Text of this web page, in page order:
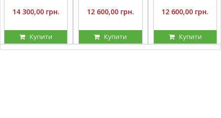
14 300,00 грн.
Купити
12 600,00 грн.
Купити
12 600,00 грн.
Купити